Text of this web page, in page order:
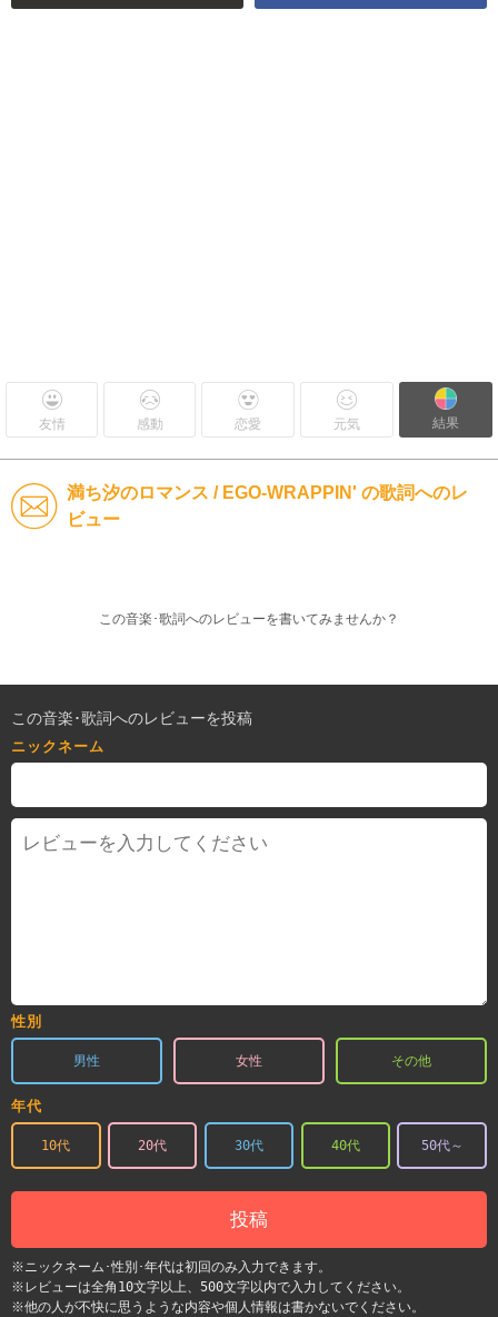
友情 感動 恋愛 元気 結果
満ち汐のロマンス / EGO-WRAPPIN' の歌詞へのレ
ビュー
この音楽･歌詞へのレビューを書いてみませんか？
この音楽･歌詞へのレビューを投稿
ニックネーム
性別
男性 女性 その他
年代
10代 20代 30代 40代 50代～
投稿
※ニックネーム･性別･年代は初回のみ入力できます。
※レビューは全角10文字以上、500文字以内で入力してください。
※他の人が不快に思うような内容や個人情報は書かないでください。